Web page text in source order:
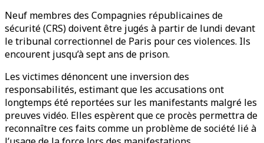
Neuf membres des Compagnies républicaines de
sécurité (CRS) doivent être jugés à partir de lundi devant
le tribunal correctionnel de Paris pour ces violences. Ils
encourent jusqu’à sept ans de prison.
Les victimes dénoncent une inversion des
responsabilités, estimant que les accusations ont
longtemps été reportées sur les manifestants malgré les
preuves vidéo. Elles espèrent que ce procès permettra de
reconnaître ces faits comme un problème de société lié à